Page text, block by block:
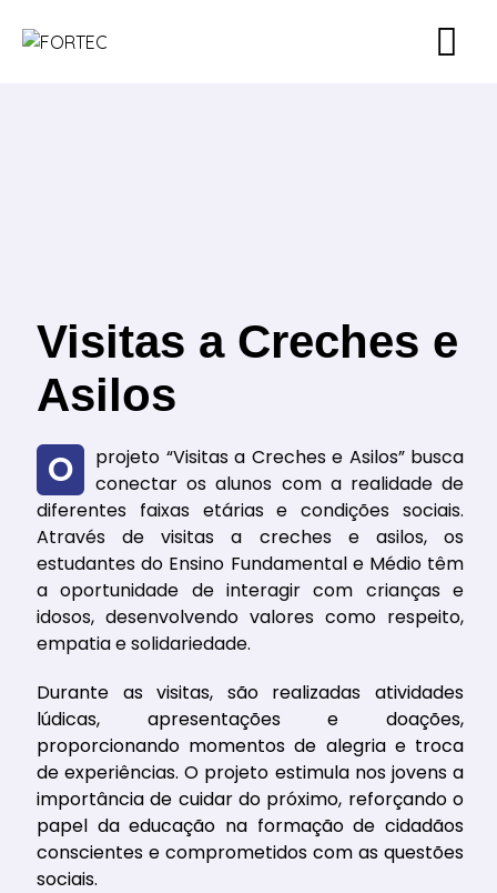
Visitas a Creches e
Asilos
O projeto “Visitas a Creches e Asilos” busca
conectar os alunos com a realidade de
diferentes faixas etárias e condições sociais.
Através de visitas a creches e asilos, os
estudantes do Ensino Fundamental e Médio têm
a oportunidade de interagir com crianças e
idosos, desenvolvendo valores como respeito,
empatia e solidariedade.
Durante as visitas, são realizadas atividades
lúdicas, apresentações e doações,
proporcionando momentos de alegria e troca
de experiências. O projeto estimula nos jovens a
importância de cuidar do próximo, reforçando o
papel da educação na formação de cidadãos
conscientes e comprometidos com as questões
sociais.